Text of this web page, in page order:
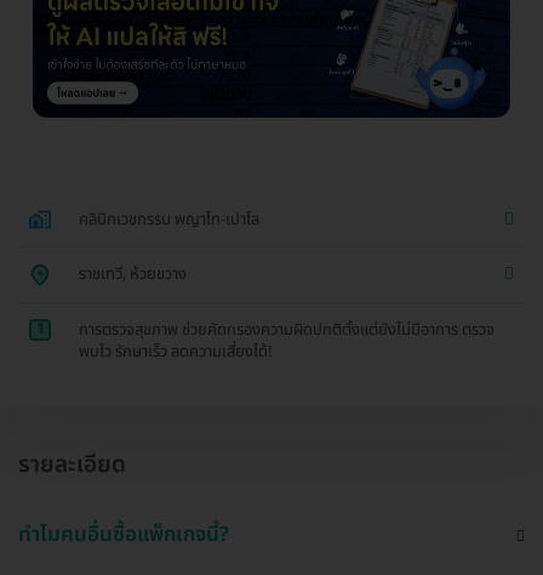
คลินิกเวชกรรม พญาไท-เปาโล
ราชเทวี, ห้วยขวาง
1
การตรวจสุขภาพ ช่วยคัดกรองความผิดปกติตั้งแต่ยังไม่มีอาการ ตรวจ
พบไว รักษาเร็ว ลดความเสี่ยงได้!
รายละเอียด
ทำไมคนอื่นซื้อแพ็กเกจนี้?